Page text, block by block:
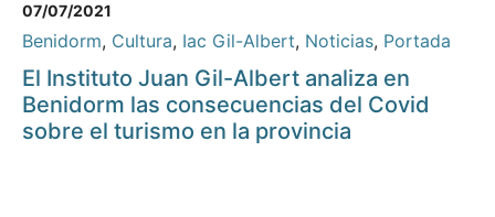
07/07/2021
Benidorm, Cultura, Iac Gil-Albert, Noticias, Portada
El Instituto Juan Gil-Albert analiza en
Benidorm las consecuencias del Covid
sobre el turismo en la provincia